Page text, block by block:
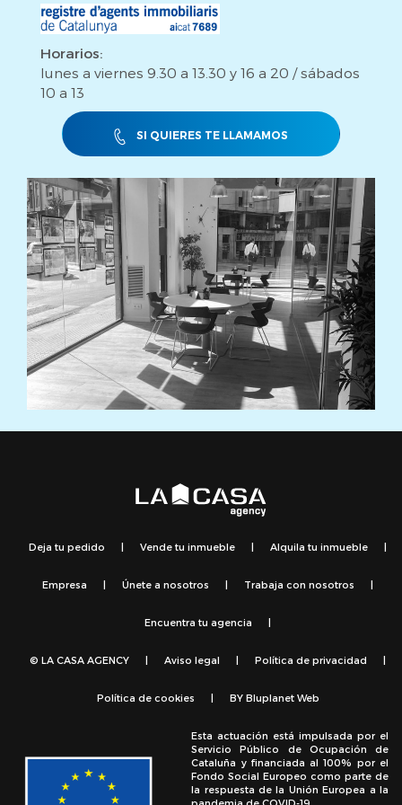
Horarios:
lunes a viernes 9.30 a 13.30 y 16 a 20 / sábados
10 a 13
SI QUIERES TE LLAMAMOS
Deja tu pedido | Vende tu inmueble | Alquila tu inmueble |
Empresa | Únete a nosotros | Trabaja con nosotros |
Encuentra tu agencia |
© LA CASA AGENCY | Aviso legal | Política de privacidad |
Política de cookies | BY Bluplanet Web
Esta actuación está impulsada por el
Servicio Público de Ocupación de
Cataluña y financiada al 100% por el
Fondo Social Europeo como parte de
la respuesta de la Unión Europea a la
pandemia de COVID-19.